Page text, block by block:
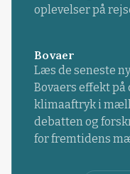
oplevelser på
Bovaer
Læs de seneste
Bovaers effekt
klimaaftryk i
debatten og
for fremtidens